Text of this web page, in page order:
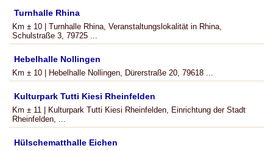
Turnhalle Rhina
Km ± 10 | Turnhalle Rhina, Veranstaltungslokalität in Rhina,
Schulstraße 3, 79725 ...
Hebelhalle Nollingen
Km ± 10 | Hebelhalle Nollingen, Dürerstraße 20, 79618 ...
Kulturpark Tutti Kiesi Rheinfelden
Km ± 11 | Kulturpark Tutti Kiesi Rheinfelden, Einrichtung der Stadt
Rheinfelden, ...
Hülschematthalle Eichen